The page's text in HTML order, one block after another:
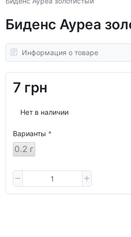
Биденс Ауреа
Информация о товаре
7 грн
Нет в наличии
Варианты
0.2 г